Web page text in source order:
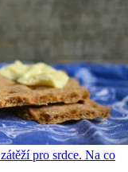
pro srdce. Na co